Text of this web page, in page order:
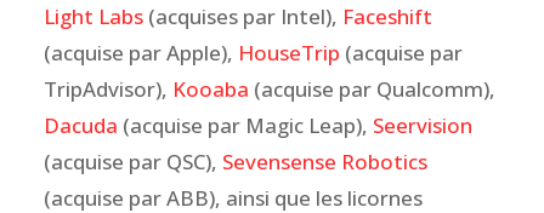
Light Labs(acquises par Intel), Faceshift
(acquise par Apple), HouseTrip (acquise par
TripAdvisor), Kooaba (acquise par Qualcomm),
Dacuda (acquise par Magic Leap), Seervision
(acquise par QSC), Sevensense Robotics
(acquise par ABB), ainsi que les licornes